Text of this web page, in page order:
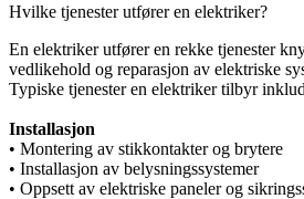
Hvilke tjenester utfører en elektriker?
En elektriker utfører en rekke tjenester
vedlikehold og reparasjon av elektriske
Typiske tjenester en elektriker tilbyr
Installasjon
• Montering av stikkontakter og brytere
• Installasjon av belysningssystemer
• Oppsett av elektriske paneler og